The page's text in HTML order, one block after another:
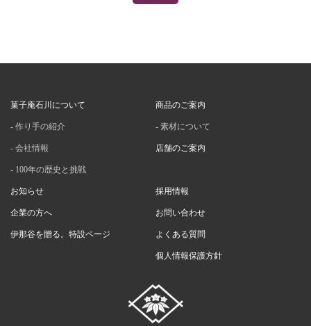
菓子庵石川について
作り手の紹介
会社情報
100年の歴史と挑戦
商品のご案内
素材について
店舗のご案内
お知らせ
企業の方へ
伊那谷を贈る。特設ページ
採用情報
お問い合わせ
よくある質問
個人情報保護方針